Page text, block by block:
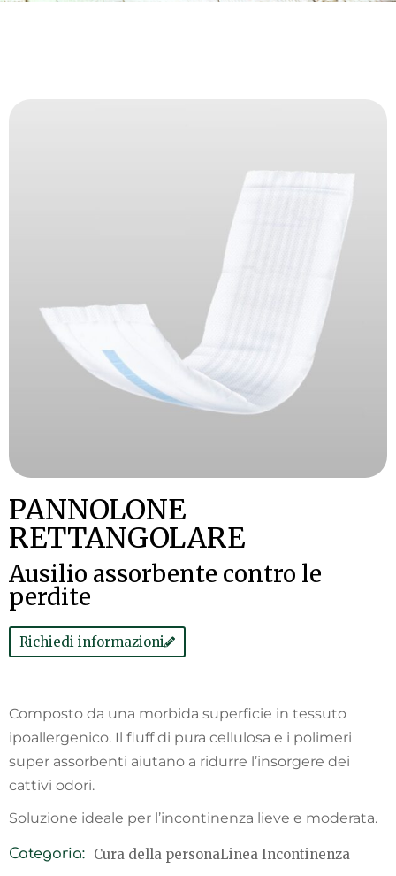
PANNOLONE
RETTANGOLARE
Ausilio assorbente contro le
perdite
Richiedi informazioni
Composto da una morbida superficie in tessuto
ipoallergenico. Il fluff di pura cellulosa e i polimeri
super assorbenti aiutano a ridurre l’insorgere dei
cattivi odori.
Soluzione ideale per l’incontinenza lieve e moderata.
Categoria: Cura della personaLinea Incontinenza